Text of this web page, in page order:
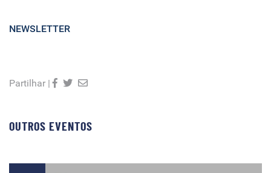
NEWSLETTER
Partilhar |
OUTROS EVENTOS